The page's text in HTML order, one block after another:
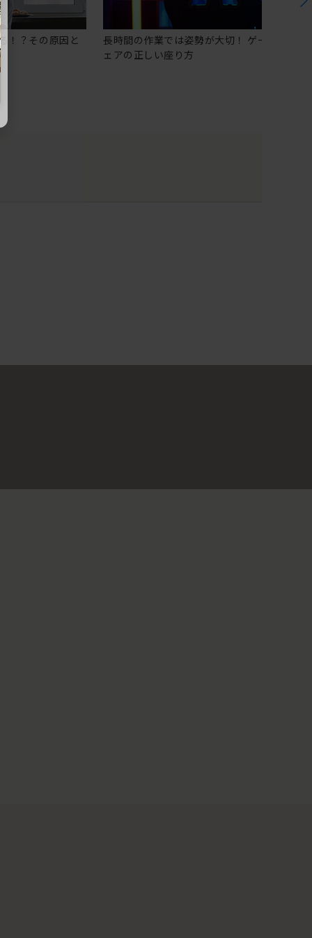
！？その原因と
長時間の作業では姿勢が大切！ ゲーミングチ
ェアの正しい座り方